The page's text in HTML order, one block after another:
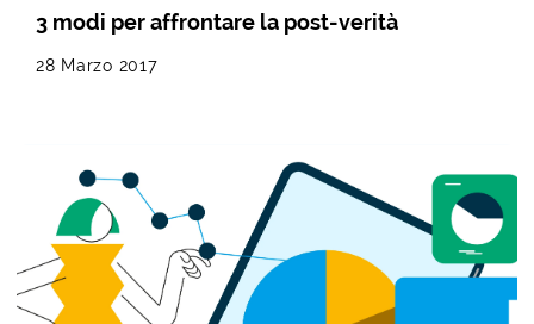
3 modi per affrontare la post-verità
28 Marzo 2017